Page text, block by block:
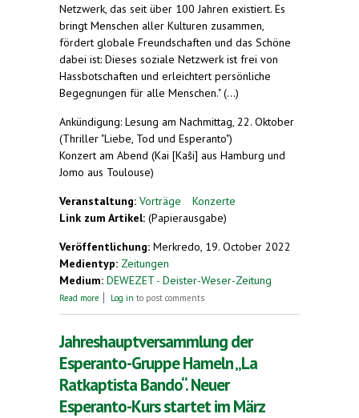
Netzwerk, das seit über 100 Jahren existiert. Es
bringt Menschen aller Kulturen zusammen,
fördert globale Freundschaften und das Schöne
dabei ist: Dieses soziale Netzwerk ist frei von
Hassbotschaften und erleichtert persönliche
Begegnungen für alle Menschen." (...)
Ankündigung: Lesung am Nachmittag, 22. Oktober
(Thriller "Liebe, Tod und Esperanto")
Konzert am Abend (Kai [Kaŝi] aus Hamburg und
Jomo aus Toulouse)
Veranstaltung: Vorträge
Konzerte
Link zum Artikel: (Papierausgabe)
Veröffentlichung: Merkredo, 19. October 2022
Medientyp: Zeitungen
Medium: DEWEZET - Deister-Weser-Zeitung
Read more about 35 Jahre "Esperanto" in Hameln
Log in to post comments
Jahreshauptversammlung der
Esperanto-Gruppe Hameln „La
Ratkaptista Bando“. Neuer
Esperanto-Kurs startet im März